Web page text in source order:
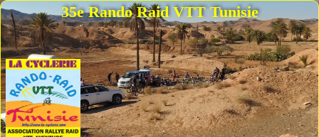
35e Rando Raid VTT Tunisie